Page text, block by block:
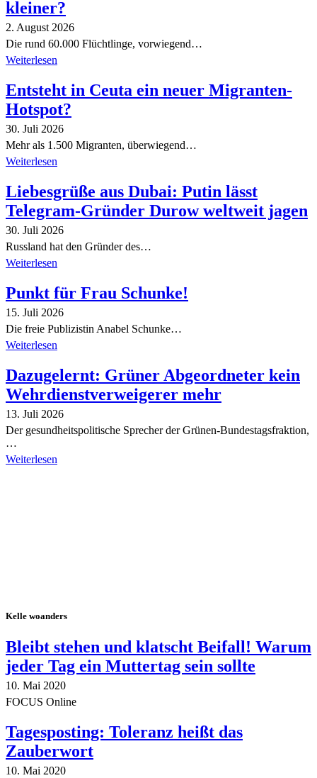
kleiner?
2. August 2026
Die rund 60.000 Flüchtlinge, vorwiegend…
Weiterlesen
Entsteht in Ceuta ein neuer Migranten-
Hotspot?
30. Juli 2026
Mehr als 1.500 Migranten, überwiegend…
Weiterlesen
Liebesgrüße aus Dubai: Putin lässt
Telegram-Gründer Durow weltweit jagen
30. Juli 2026
Russland hat den Gründer des…
Weiterlesen
Punkt für Frau Schunke!
15. Juli 2026
Die freie Publizistin Anabel Schunke…
Weiterlesen
Dazugelernt: Grüner Abgeordneter kein
Wehrdienstverweigerer mehr
13. Juli 2026
Der gesundheitspolitische Sprecher der Grünen-Bundestagsfraktion,
…
Weiterlesen
Kelle woanders
Bleibt stehen und klatscht Beifall! Warum
jeder Tag ein Muttertag sein sollte
10. Mai 2020
FOCUS Online
Tagesposting: Toleranz heißt das
Zauberwort
10. Mai 2020